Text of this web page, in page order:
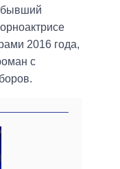
бывший
2016 года,
с